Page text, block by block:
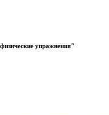
упражнения"